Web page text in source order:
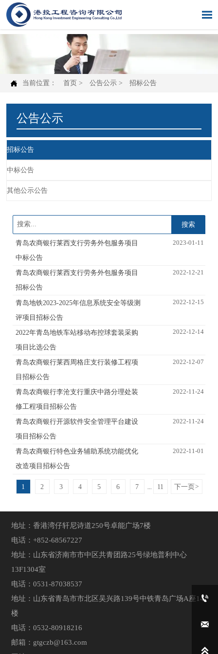

 当前位置： 首页 > 公告公示 > 招标公告
公告公示
招标公告
中标公告
其他公示公告
搜索
青岛农商银行莱西支行劳务外包服务项目
中标公告
2023-01-11
青岛农商银行莱西支行劳务外包服务项目
招标公告
2022-12-21
青岛地铁2023-2025年信息系统安全等级测
评项目招标公告
2022-12-15
2022年青岛地铁车站移动布控球套装采购
项目比选公告
2022-12-14
青岛农商银行莱西周格庄支行装修工程项
目招标公告
2022-12-07
青岛农商银行李沧支行重庆中路分理处装
修工程项目招标公告
2022-11-24
青岛农商银行开源软件安全管理平台建设
项目招标公告
2022-11-24
青岛农商银行特色业务辅助系统功能优化
改造项目招标公告
2022-11-01
1 2 3 4 5 6 7 11 下一页>
地址：香港湾仔轩尼诗道250号卓能广场7楼
电话：+852-68567227
地址：山东省济南市市中区共青团路25号绿地普利中心
13F1304室
电话：0531-87038537
地址：山东省青岛市市北区吴兴路139号中铁青岛广场A座14
楼
电话：0532-80918216
邮箱： gtgczb@163.com


